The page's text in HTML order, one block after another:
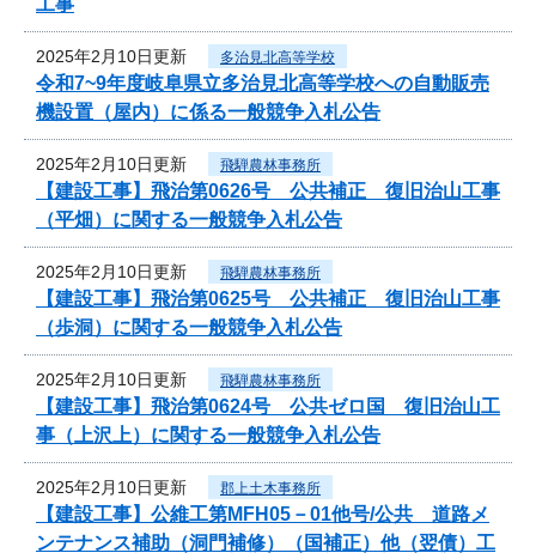
2025年2月10日更新 多治見北高等学校
令和7~9年度岐阜県立多治見北高等学校への自動販売
機設置（屋内）に係る一般競争入札公告
2025年2月10日更新 飛騨農林事務所
【建設工事】飛治第0626号 公共補正 復旧治山工事
（平畑）に関する一般競争入札公告
2025年2月10日更新 飛騨農林事務所
【建設工事】飛治第0625号 公共補正 復旧治山工事
（歩洞）に関する一般競争入札公告
2025年2月10日更新 飛騨農林事務所
【建設工事】飛治第0624号 公共ゼロ国 復旧治山工
事（上沢上）に関する一般競争入札公告
2025年2月10日更新 郡上土木事務所
【建設工事】公維工第MFH05－01他号/公共 道路メ
ンテナンス補助（洞門補修）（国補正）他（翌債）工